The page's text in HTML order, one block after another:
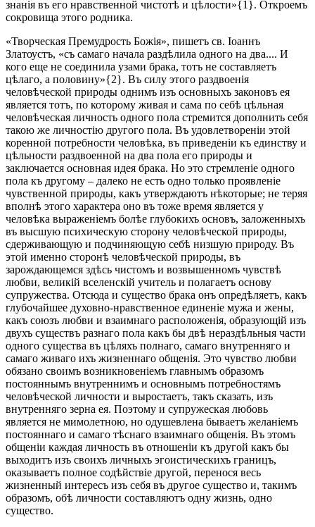
знанія въ его нравственной чистотѣ и цѣлости»{1}. Откроемъ
сокровища этого родника.
«Творческая Премудрость Божія», пишетъ св. Іоаннъ
Златоустъ, «съ самаго начала раздѣлила одного на два.... И
кого еще не соединила узами брака, тотъ не составляетъ
цѣлаго, а половину»{2}. Въ силу этого раздвоенія
человѣческой природы однимъ изъ основныхъ законовъ ея
является тотъ, по которому живая и сама по себѣ цѣльная
человѣческая личность одного пола стремится дополнить себя
такою же личностію другого пола. Въ удовлетвореніи этой
коренной потребности человѣка, въ приведеніи къ единству и
цѣльности раздвоенной на два пола его природы и
заключается основная идея брака. Но это стремленіе одного
пола къ другому – далеко не есть одно только проявленіе
чувственной природы, какъ утверждаютъ нѣкоторые; не теряя
вполнѣ этого характера оно въ тоже время является у
человѣка выраженіемъ болѣе глубокихъ основъ, заложенныхъ
въ высшую психическую сторону человѣческой природы,
сдерживающую и подчиняющую себѣ низшую природу. Въ
этой именно сторонѣ человѣческой природы, въ
зарождающемся здѣсь чистомъ и возвышенномъ чувствѣ
любви, великій вселенскій учитель и полагаетъ основу
супружества. Отсюда и существо брака онъ опредѣляетъ, какъ
глубочайшее духовно-нравственное единеніе мужа и жены,
какъ союзъ любви и взаимнаго расположенія, образующій изъ
двухъ существъ разнаго пола какъ бы двѣ нераздѣльныя части
одного существа въ цѣляхъ полнаго, самаго внутренняго и
самаго живаго ихъ жизненнаго общенія. Это чувство любви
обязано своимъ возникновеніемъ главнымъ образомъ
постояннымъ внутреннимъ и основнымъ потребностямъ
человѣческой личности и выростаетъ, такъ сказать, изъ
внутренняго зерна ея. Поэтому и супружеская любовь
является не мимолетною, но одушевлена бываетъ желаніемъ
постояннаго и самаго тѣснаго взаимнаго общенія. Въ этомъ
общеніи каждая личность въ отношеніи къ другой какъ бы
выходитъ изъ своихъ личныхъ эгоистическихъ границъ,
оказываетъ полное содѣйствіе другой, перенося весь
жизненный интересъ изъ себя въ другое существо и, такимъ
образомъ, обѣ личности составляютъ одну жизнь, одно
существо.